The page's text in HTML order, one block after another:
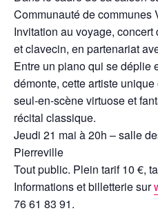
Communauté de communes
Invitation au voyage,
et clavecin, en partenariat
Entre un piano qui se déplie
démonte, cette artiste
seul-en-scène virtuose et
récital classique.
Jeudi 21 mai à 20h – salle
Pierreville
Tout public. Plein tarif 10 €,
Informations et billetterie sur
76 61 83 91.